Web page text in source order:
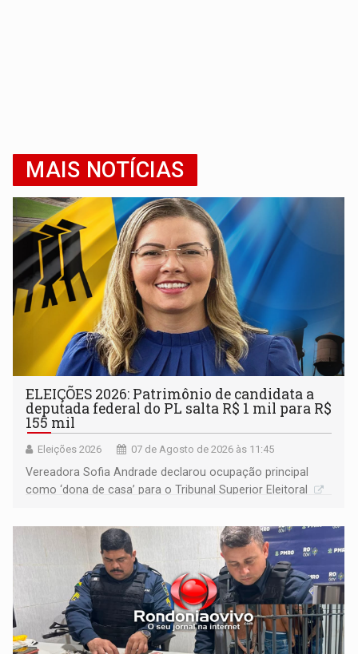
MAIS NOTÍCIAS
ELEIÇÕES 2026: Patrimônio de candidata a
deputada federal do PL salta R$ 1 mil para R$
155 mil
Eleições 2026 07 de Agosto de 2026 às 11:45
Vereadora Sofia Andrade declarou ocupação principal
como ‘dona de casa’ para o Tribunal Superior Eleitoral